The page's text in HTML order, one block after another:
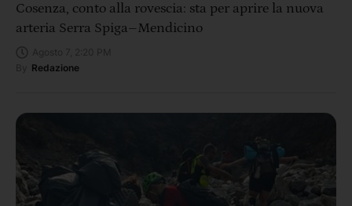
Cosenza, conto alla rovescia: sta per aprire la nuova
arteria Serra Spiga–Mendicino
Redazione